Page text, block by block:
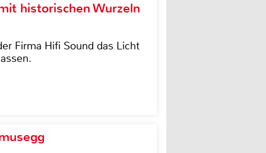
historischen Wurzeln
Firma Hifi Sound das Licht